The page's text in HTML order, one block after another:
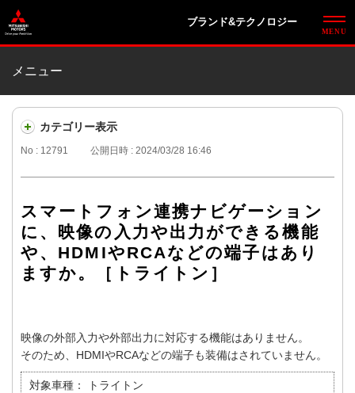
ブランド&テクノロジー
メニュー
カテゴリー表示
No : 12791 公開日時 : 2024/03/28 16:46
スマートフォン連携ナビゲーション
に、映像の入力や出力ができる機能
や、HDMIやRCAなどの端子はあり
ますか。［トライトン］
映像の外部入力や外部出力に対応する機能はありません。
そのため、HDMIやRCAなどの端子も装備はされていません。
対象車種： トライトン